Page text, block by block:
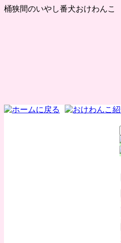
桶狭間のいやし番犬おけわんこ